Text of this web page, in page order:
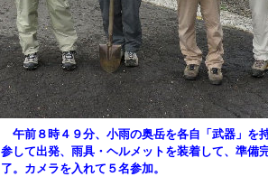
午前８時４９分、小雨の奥岳を各自「武器」を
参して出発、雨具・ヘルメットを装着して、準備
了。カメラを入れて５名参加。